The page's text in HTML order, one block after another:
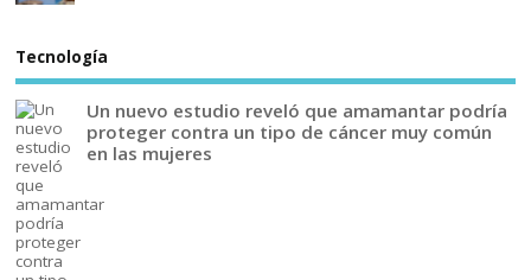
Tecnología
Un nuevo estudio reveló que amamantar podría
proteger contra un tipo de cáncer muy común
en las mujeres